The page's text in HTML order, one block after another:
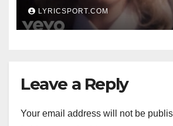
LYRICSPORT.COM
Leave a Reply
Your email address will not be